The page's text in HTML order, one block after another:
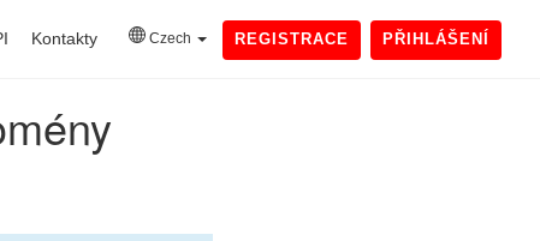
Kontakty Czech REGISTRACE PŘIHLÁŠENÍ